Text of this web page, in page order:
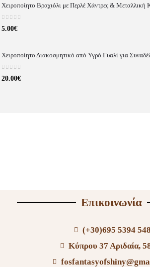
Χειροποίητο Βραχιόλι με Περλέ Χάντρες & Μεταλλική
0 out of 5
5.00€
Χειροποίητο Διακοσμητικό από Υγρό Γυαλί για
0out of 5
20.00€
Επικοινωνία
(+30)695 5394 548
Κύπρου 37 Αριδαία,